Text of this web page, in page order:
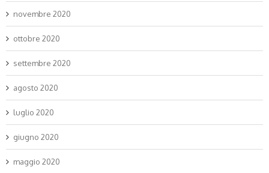
novembre 2020
ottobre 2020
settembre 2020
agosto 2020
luglio 2020
giugno 2020
maggio 2020